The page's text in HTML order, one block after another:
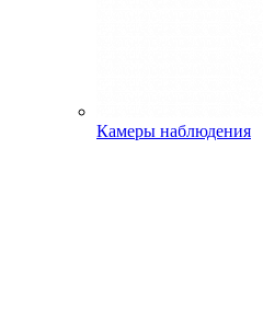
Камеры наблюдения